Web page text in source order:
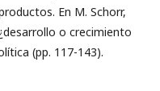
En M. Schorr,
o crecimiento
(pp. 117-143).